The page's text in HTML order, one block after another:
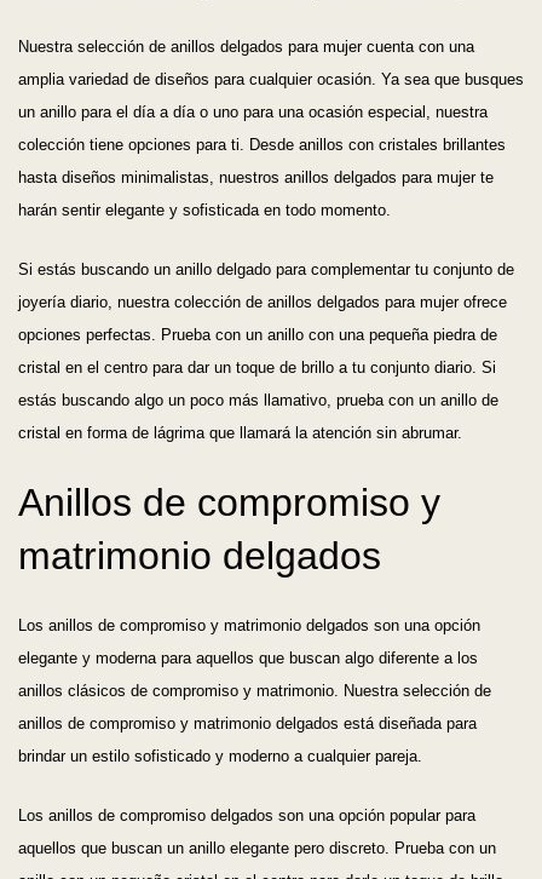
Nuestra selección de anillos delgados para mujer cuenta con una
amplia variedad de diseños para cualquier ocasión. Ya sea que busques
un anillo para el día a día o uno para una ocasión especial, nuestra
colección tiene opciones para ti. Desde anillos con cristales brillantes
hasta diseños minimalistas, nuestros anillos delgados para mujer te
harán sentir elegante y sofisticada en todo momento.
Si estás buscando un anillo delgado para complementar tu conjunto de
joyería diario, nuestra colección de anillos delgados para mujer ofrece
opciones perfectas. Prueba con un anillo con una pequeña piedra de
cristal en el centro para dar un toque de brillo a tu conjunto diario. Si
estás buscando algo un poco más llamativo, prueba con un anillo de
cristal en forma de lágrima que llamará la atención sin abrumar.
Anillos de compromiso y
matrimonio delgados
Los anillos de compromiso y matrimonio delgados son una opción
elegante y moderna para aquellos que buscan algo diferente a los
anillos clásicos de compromiso y matrimonio. Nuestra selección de
anillos de compromiso y matrimonio delgados está diseñada para
brindar un estilo sofisticado y moderno a cualquier pareja.
Los anillos de compromiso delgados son una opción popular para
aquellos que buscan un anillo elegante pero discreto. Prueba con un